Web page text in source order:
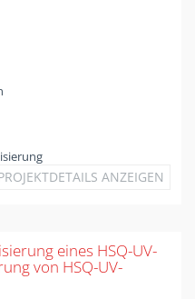
ANZEIGEN
eines HSQ-UV-
von HSQ-UV-